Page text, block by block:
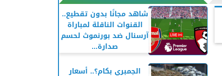
شاهد مجانًا بدون تقطيع..
القنوات الناقلة لمباراة
آرسنال ضد بورنموث لحسم
صدارة...
الجمبري بكام؟.. أسعار